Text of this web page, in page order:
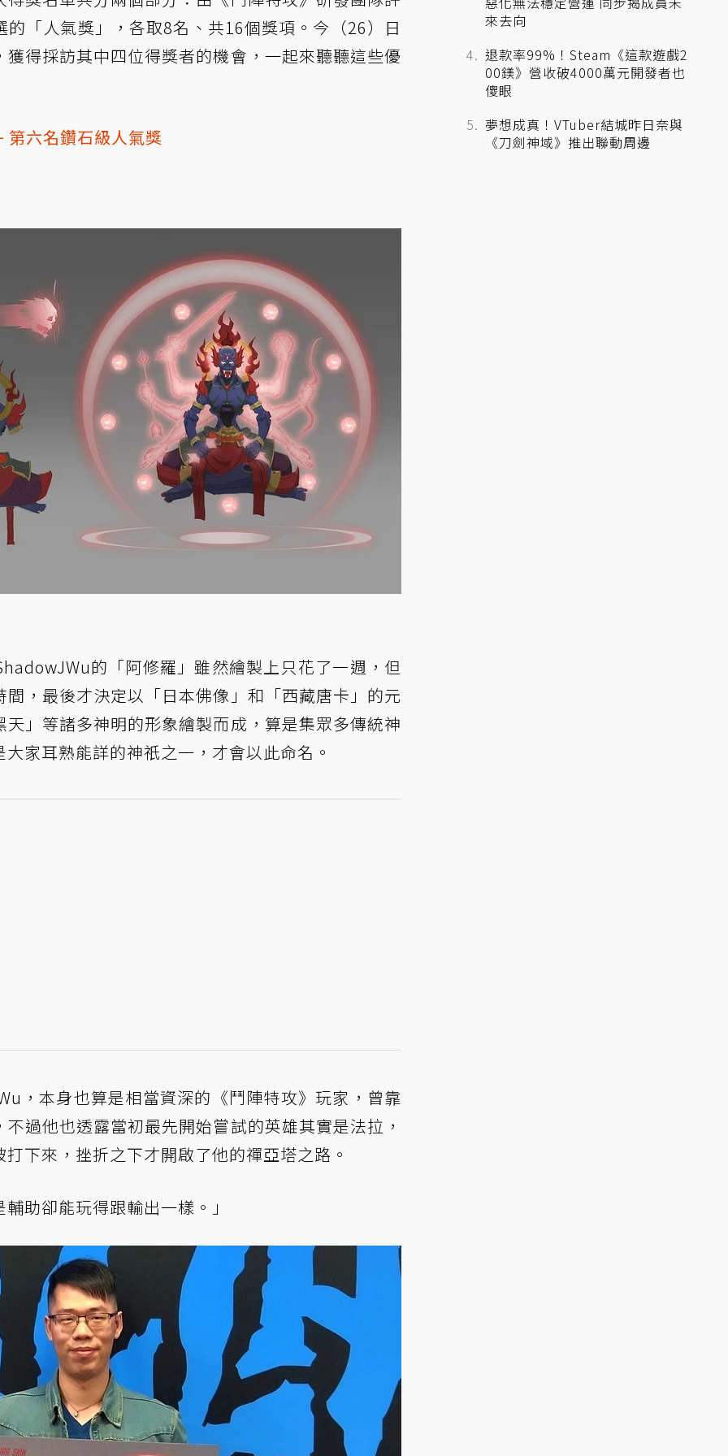
「人氣獎」，各取8名、共16個獎項。今（26）日
獲得採訪其中四位得獎者的機會，一起來聽聽這些優
第六名鑽石級人氣獎
的「阿修羅」雖然繪製上只花了一週，但
，最後才決定以「日本佛像」和「西藏唐卡」的元
」等諸多神明的形象繪製而成，算是集眾多傳統神
家耳熟能詳的神祇之一，才會以此命名。
，本身也算是相當資深的《鬥陣特攻》玩家，曾靠
過他也透露當初最先開始嘗試的英雄其實是法拉，
下來，挫折之下才開啟了他的禪亞塔之路。
助卻能玩得跟輸出一樣。」
來去向
退款率99%！Steam《這款遊戲2
00鎂》營收破4000萬元開發者也
傻眼
夢想成真！VTuber結城昨日奈與
《刀劍神域》推出聯動周邊